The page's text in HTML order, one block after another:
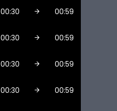
00:30 00:59
00:30 00:59
00:30 00:59
00:30 00:59